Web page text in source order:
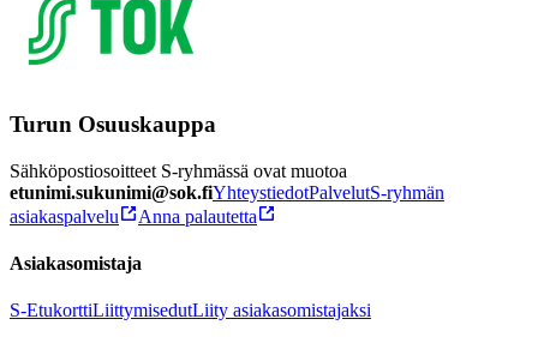
Turun Osuuskauppa
Sähköpostiosoitteet S-ryhmässä ovat muotoa
etunimi.sukunimi@sok.fiYhteystiedotPalvelutS-ryhmän
asiakaspalvelu
Anna palautetta
Asiakasomistaja
S-EtukorttiLiittymisedutLiity asiakasomistajaksi